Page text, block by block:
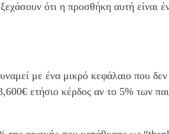
ότι η προσθήκη αυτή είναι
με ένα μικρό κεφάλαιο που δεν
ετήσιο κέρδος αν το 5% των